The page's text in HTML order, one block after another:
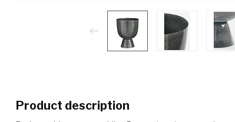
Product description